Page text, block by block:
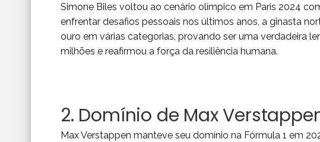
Simone Biles voltou ao cenário olímpico em Paris 2024
enfrentar desafios pessoais nos últimos anos, a ginasta
ouro em várias categorias, provando ser uma verdadeira
milhões e reafirmou a força da resiliência humana.
2. Domínio de Max
Max Verstappen manteve seu domínio na Fórmula 1 em